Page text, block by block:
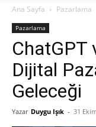
Ana Sayfa Pazarlama
Pazarlama
ChatGPT
Dijital
Geleceği
Yazar Duygu Işık - 31